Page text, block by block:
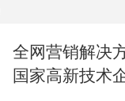
全网营销解决
国家高新技术